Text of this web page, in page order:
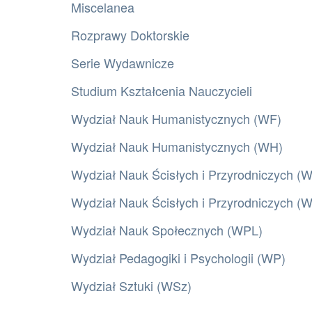
Miscelanea
Rozprawy Doktorskie
Serie Wydawnicze
Studium Kształcenia Nauczycieli
Wydział Nauk Humanistycznych (WF)
Wydział Nauk Humanistycznych (WH)
Wydział Nauk Ścisłych i Przyrodniczych
Wydział Nauk Ścisłych i Przyrodniczych
Wydział Nauk Społecznych (WPL)
Wydział Pedagogiki i Psychologii (WP)
Wydział Sztuki (WSz)